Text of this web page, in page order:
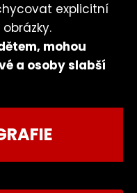
explicitní
mohou
a osoby slabší